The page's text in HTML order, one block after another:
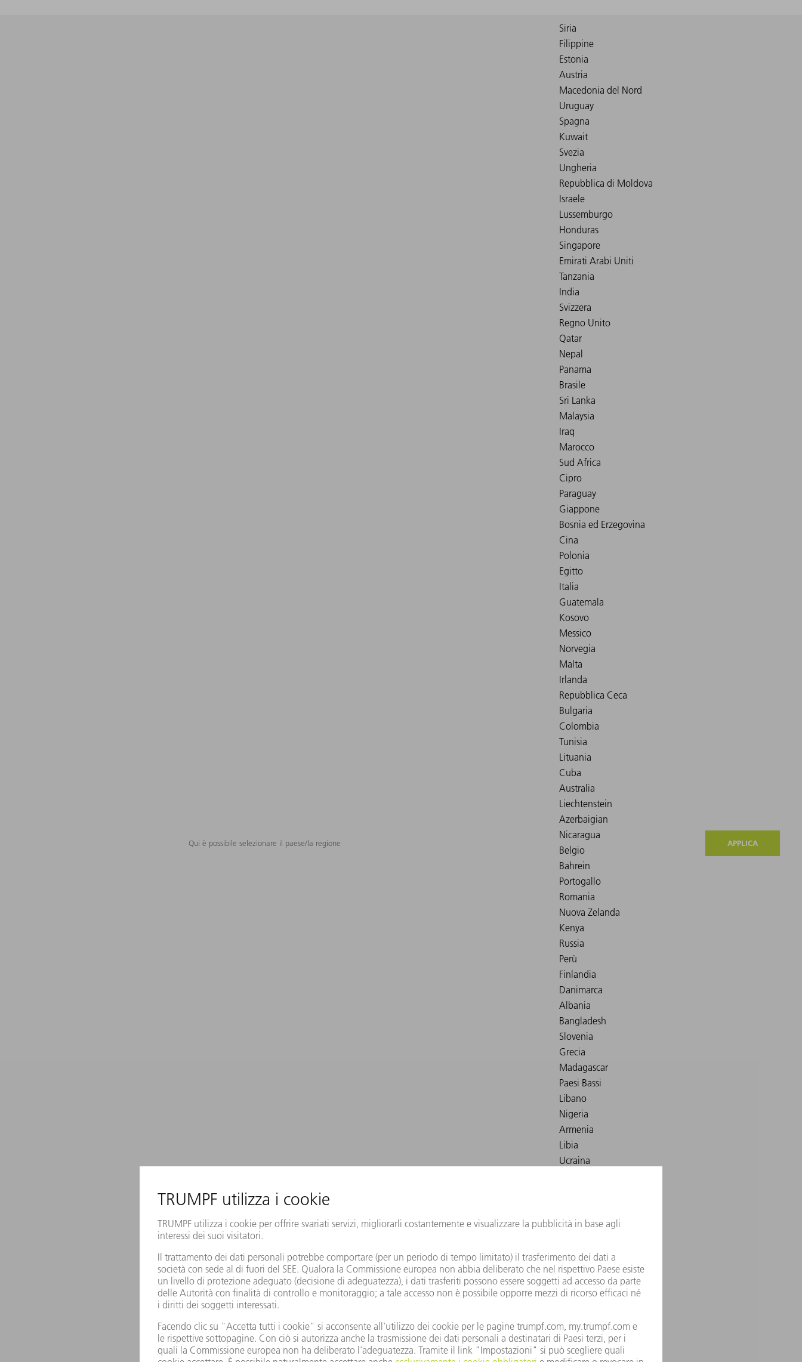
Qui è possibile selezionare il paese/la regione APPLICA